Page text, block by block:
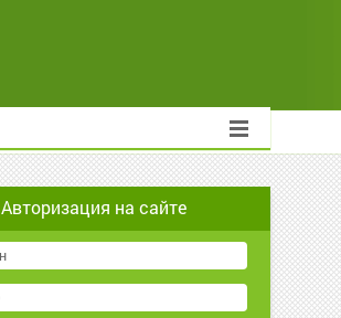
Авторизация на сайте